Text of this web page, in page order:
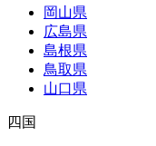
岡山県
広島県
島根県
鳥取県
山口県
四国